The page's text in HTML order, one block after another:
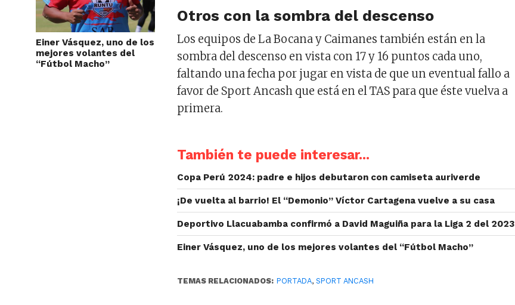
Einer Vásquez, uno de los
mejores volantes del
“Fútbol Macho”
Otros con la sombra del descenso
Los equipos de La Bocana y Caimanes también están en la
sombra del descenso en vista con 17 y 16 puntos cada uno,
faltando una fecha por jugar en vista de que un eventual fallo a
favor de Sport Ancash que está en el TAS para que éste vuelva a
primera.
También te puede interesar...
Copa Perú 2024: padre e hijos debutaron con camiseta auriverde
¡De vuelta al barrio! El “Demonio” Víctor Cartagena vuelve a su casa
Deportivo Llacuabamba confirmó a David Maguiña para la Liga 2 del 2023
Einer Vásquez, uno de los mejores volantes del “Fútbol Macho”
TEMAS RELACIONADOS: PORTADA,SPORT ANCASH